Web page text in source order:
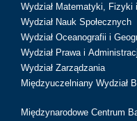
Wydział Matematyki, Fizyki
Wydział Nauk Społecznych
Wydział Oceanografii i
Wydział Prawa i
Wydział Zarządzania
Międzyuczelniany Wydział
Międzynarodowe Centrum